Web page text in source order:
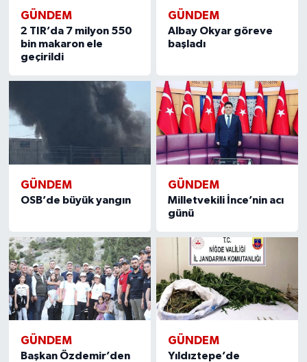
GÜNDEM
2 TIR’da 7 milyon 550
bin makaron ele
geçirildi
GÜNDEM
Albay Okyar göreve
başladı
GÜNDEM
OSB’de büyük yangın
GÜNDEM
Milletvekili İnce’nin acı
günü
GÜNDEM
Başkan Özdemir’den
GÜNDEM
Yıldıztepe’de